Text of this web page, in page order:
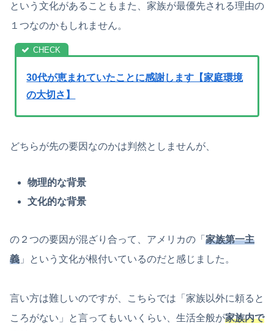
という文化があることもまた、家族が最優先される理由の
１つなのかもしれません。
30代が恵まれていたことに感謝します【家庭環境
の大切さ】
どちらが先の要因なのかは判然としませんが、
物理的な背景
文化的な背景
の２つの要因が混ざり合って、アメリカの「 家族第一主
義 」という文化が根付いているのだと感じました。
言い方は難しいのですが、こちらでは「家族以外に頼ると
ころがない」と言ってもいいくらい、生活全般が家族内で